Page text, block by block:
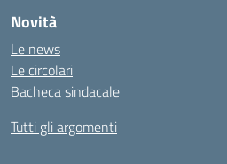
Novità
Le news
Le circolari
Bacheca sindacale
Tutti gli argomenti